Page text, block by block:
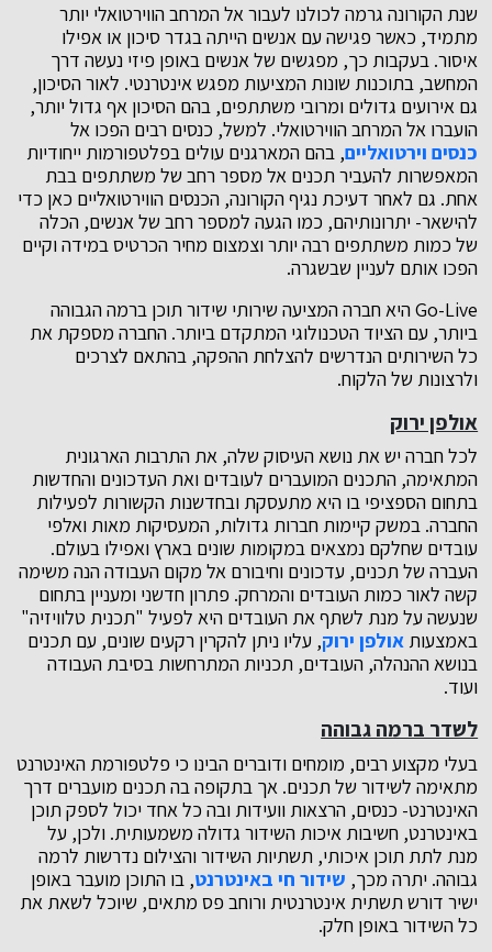
שנת הקורונה גרמה לכולנו לעבור אל המרחב הווירטואלי יותר
מתמיד, כאשר פגישה עם אנשים הייתה בגדר סיכון או אפילו
איסור. בעקבות כך, מפגשים של אנשים באופן פיזי נעשה דרך
המחשב, בתוכנות שונות המציעות מפגש אינטרנטי. לאור הסיכון,
גם אירועים גדולים ומרובי משתתפים, בהם הסיכון אף גדול יותר,
הועברו אל המרחב הווירטואלי. למשל, כנסים רבים הפכו אל
כנסים וירטואליים, בהם המארגנים עולים בפלטפורמות ייחודיות
המאפשרות להעביר תכנים אל מספר רחב של משתתפים בבת
אחת. גם לאחר דעיכת נגיף הקורונה, הכנסים הווירטואליים כאן כדי
להישאר- יתרונותיהם, כמו הגעה למספר רחב של אנשים, הכלה
של כמות משתתפים רבה יותר וצמצום מחיר הכרטיס במידה וקיים
הפכו אותם לעניין שבשגרה.
Go-Live היא חברה המציעה שירותי שידור תוכן ברמה הגבוהה
ביותר, עם הציוד הטכנולוגי המתקדם ביותר. החברה מספקת את
כל השירותים הנדרשים להצלחת ההפקה, בהתאם לצרכים
ולרצונות של הלקוח.
אולפן ירוק
לכל חברה יש את נושא העיסוק שלה, את התרבות הארגונית
המתאימה, התכנים המועברים לעובדים ואת העדכונים והחדשות
בתחום הספציפי בו היא מתעסקת ובחדשנות הקשורות לפעילות
החברה. במשק קיימות חברות גדולות, המעסיקות מאות ואלפי
עובדים שחלקם נמצאים במקומות שונים בארץ ואפילו בעולם.
העברה של תכנים, עדכונים וחיבורם אל מקום העבודה הנה משימה
קשה לאור כמות העובדים והמרחק. פתרון חדשני ומעניין בתחום
שנעשה על מנת לשתף את העובדים היא לפעיל "תכנית טלוויזיה"
באמצעות אולפן ירוק, עליו ניתן להקרין רקעים שונים, עם תכנים
בנושא ההנהלה, העובדים, תכניות המתרחשות בסיבת העבודה
ועוד.
לשדר ברמה גבוהה
בעלי מקצוע רבים, מומחים ודוברים הבינו כי פלטפורמת האינטרנט
מתאימה לשידור של תכנים. אך בתקופה בה תכנים מועברים דרך
האינטרנט- כנסים, הרצאות וועידות ובה כל אחד יכול לספק תוכן
באינטרנט, חשיבות איכות השידור גדולה משמעותית. ולכן, על
מנת לתת תוכן איכותי, תשתיות השידור והצילום נדרשות לרמה
גבוהה. יתרה מכך, שידור חי באינטרנט, בו התוכן מועבר באופן
ישיר דורש תשתית אינטרנטית ורוחב פס מתאים, שיוכל לשאת את
כל השידור באופן חלק.